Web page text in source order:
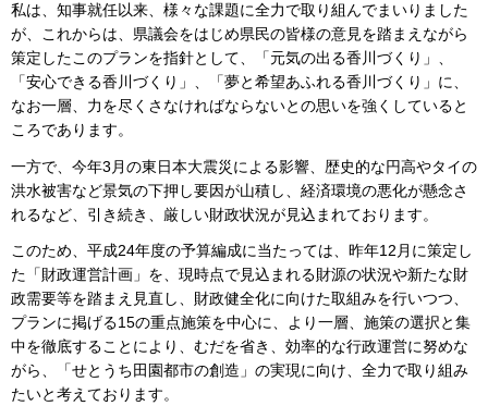
私は、知事就任以来、様々な課題に全力で取り組んでまいりました
が、これからは、県議会をはじめ県民の皆様の意見を踏まえながら
策定したこのプランを指針として、「元気の出る香川づくり」、
「安心できる香川づくり」、「夢と希望あふれる香川づくり」に、
なお一層、力を尽くさなければならないとの思いを強くしていると
ころであります。
一方で、今年3月の東日本大震災による影響、歴史的な円高やタイの
洪水被害など景気の下押し要因が山積し、経済環境の悪化が懸念さ
れるなど、引き続き、厳しい財政状況が見込まれております。
このため、平成24年度の予算編成に当たっては、昨年12月に策定し
た「財政運営計画」を、現時点で見込まれる財源の状況や新たな財
政需要等を踏まえ見直し、財政健全化に向けた取組みを行いつつ、
プランに掲げる15の重点施策を中心に、より一層、施策の選択と集
中を徹底することにより、むだを省き、効率的な行政運営に努めな
がら、「せとうち田園都市の創造」の実現に向け、全力で取り組み
たいと考えております。